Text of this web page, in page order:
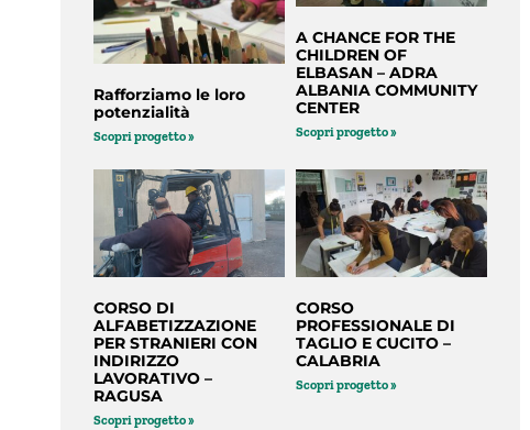
Rafforziamo le loro
potenzialità
Scopri progetto »
A CHANCE FOR THE
CHILDREN OF
ELBASAN – ADRA
ALBANIA COMMUNITY
CENTER
Scopri progetto »
CORSO DI
ALFABETIZZAZIONE
PER STRANIERI CON
INDIRIZZO
LAVORATIVO –
RAGUSA
Scopri progetto »
CORSO
PROFESSIONALE DI
TAGLIO E CUCITO –
CALABRIA
Scopri progetto »